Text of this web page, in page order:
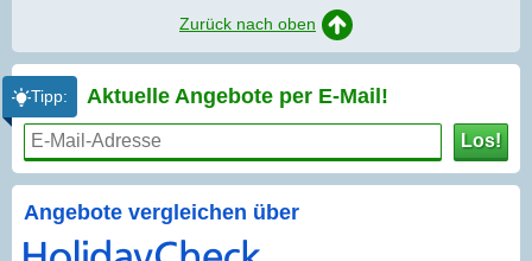
Zurück nach oben
Tipp: Aktuelle Angebote per E-Mail!
Los!
Angebote vergleichen über